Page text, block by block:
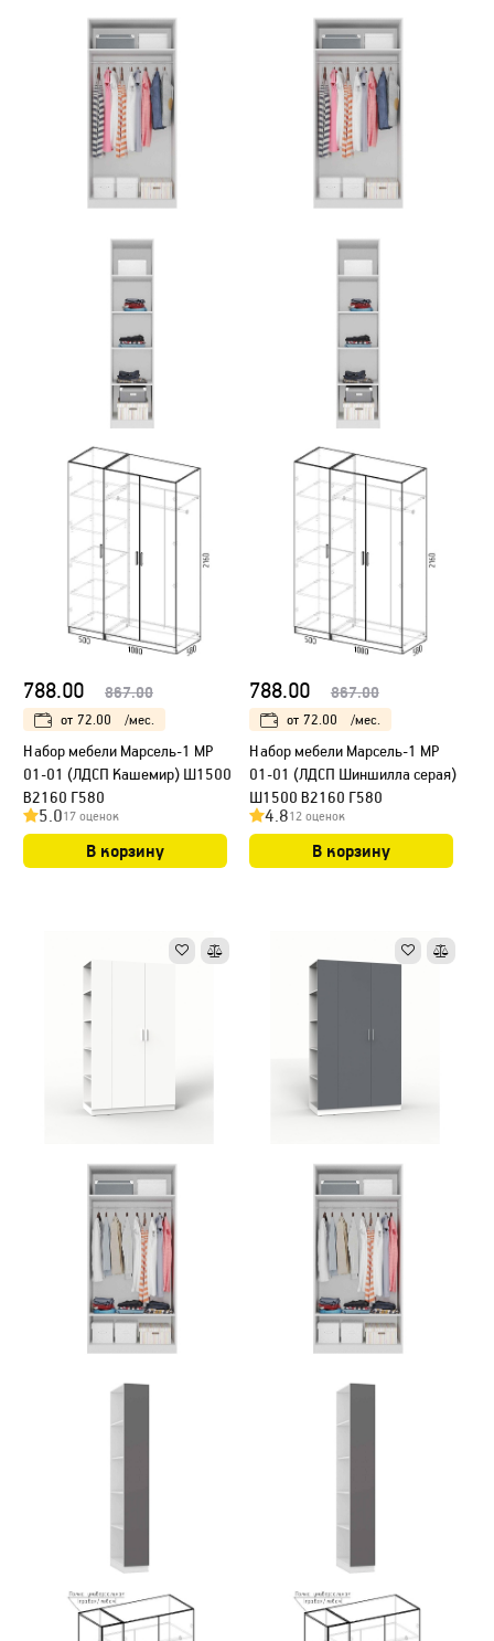
788.00 867.00
от 72.00 /мес.
Набор мебели Марсель-1 МР
01-01 (ЛДСП Кашемир) Ш1500
В2160 Г580
5.017 оценок
В корзину
788.00 867.00
от 72.00 /мес.
Набор мебели Марсель-1 МР
01-01 (ЛДСП Шиншилла серая)
Ш1500 В2160 Г580
4.812 оценок
В корзину